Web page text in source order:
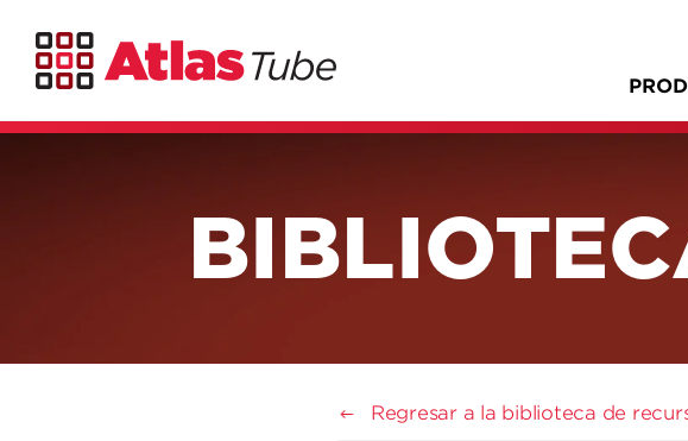
Regresar a la biblioteca de